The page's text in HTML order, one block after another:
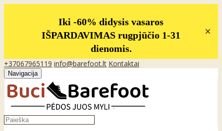
Iki -60% didysis vasaros
IŠPARDAVIMAS rugpjūčio 1-31
dienomis.
×
+37067965119 info@barefoot.lt Kontaktai
Navigacija